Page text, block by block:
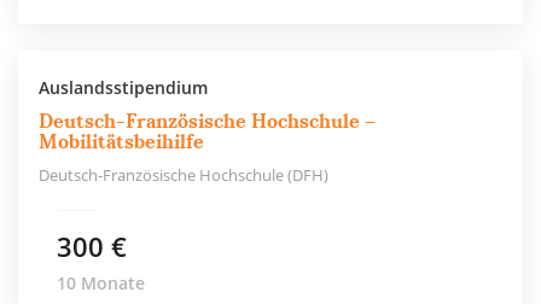
Auslandsstipendium
Deutsch-Französische Hochschule –
Mobilitätsbeihilfe
Deutsch-Französische Hochschule (DFH)
300 €
10 Monate